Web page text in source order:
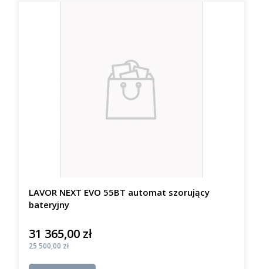
LAVOR NEXT EVO 55BT automat szorujący
bateryjny
Cena
31 365,00 zł
Cena
25 500,00 zł